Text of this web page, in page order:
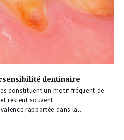
dentinaire
constituent un motif fréquent de
restent souvent
rapportée dans la...